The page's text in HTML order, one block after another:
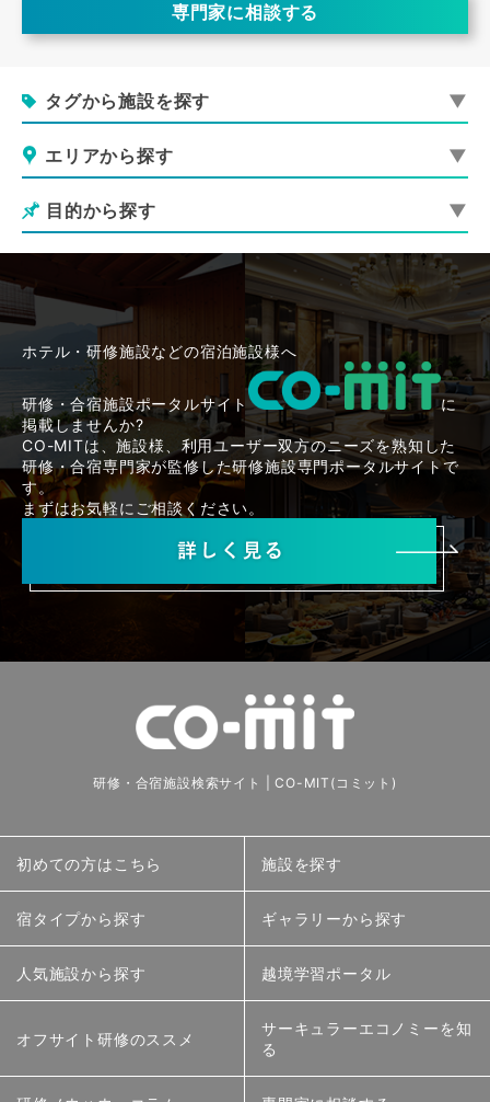
専門家に相談する
タグから施設を探す
エリアから探す
目的から探す
ホテル・研修施設などの宿泊施設様へ
研修・合宿施設ポータルサイト
に
掲載しませんか?
CO-MITは、施設様、利用ユーザー双方のニーズを熟知した
研修・合宿専門家が監修した研修施設専門ポータルサイトで
す。
まずはお気軽にご相談ください。
研修・合宿施設検索サイト | CO-MIT(コミット)
初めての方はこちら 施設を探す
宿タイプから探す ギャラリーから探す
人気施設から探す 越境学習ポータル
オフサイト研修のススメ
サーキュラーエコノミーを知
る